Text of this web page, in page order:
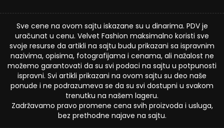
Sve cene na ovom sajtu iskazane su u dinarima. PDV je
uračunat u cenu. Velvet Fashion maksimalno koristi sve
svoje resurse da artikli na sajtu budu prikazani sa ispravnim
nazivima, opisima, fotografijama i cenama, ali nažalost ne
možemo garantovati da su svi podaci na sajtu u potpunosti
ispravni. Svi artikli prikazani na ovom sajtu su deo naše
ponude i ne podrazumeva se da su svi dostupni u svakom
trenutku na našem lageru.
Zadržavamo pravo promene cena svih proizvoda i usluga,
bez prethodne najave na sajtu.